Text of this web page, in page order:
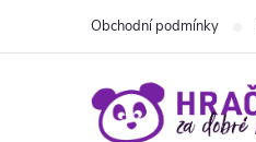
Obchodní podmínky